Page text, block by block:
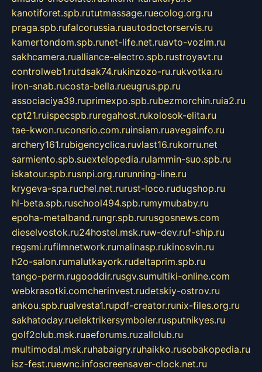
kanotiforet.spb.rututmassage.ruecolog.org.ru
praga.spb.rufalcorussia.ruautodoctorservis.ru
kamertondom.spb.runet-life.net.ruavto-vozim.ru
sakhcamera.rualliance-electro.spb.rustroyavt.ru
controlweb1.rutdsak74.rukinzozo-ru.rukvotka.ru
iron-snab.rucosta-bella.rueugrus.pp.ru
associaciya39.ruprimexpo.spb.rubezmorchin.ruia2.ru
cpt21.ruispecspb.ruregahost.rukolosok-elita.ru
tae-kwon.ruconsrio.com.ruinsiam.ruavegainfo.ru
archery161.rubigencyclica.ruvlast16.rukorru.net
sarmiento.spb.suextelopedia.rulammin-suo.spb.ru
iskatour.spb.rusnpi.org.rurunning-line.ru
krygeva-spa.ruchel.net.rurust-loco.rudugshop.ru
hl-beta.spb.ruschool494.spb.rumymubaby.ru
epoha-metalband.rungr.spb.rurusgosnews.com
dieselvostok.ru24hostel.msk.ruw-dev.ruf-ship.ru
regsmi.rufilmnetwork.rumalinasp.rukinosvin.ru
h2o-salon.rumalutkayork.rudeltaprim.spb.ru
tango-perm.rugooddir.rusgv.sumultiki-online.com
webkrasotki.comcherinvest.rudetskiy-ostrov.ru
ankou.spb.rualvesta1.rupdf-creator.runix-files.org.ru
sakhatoday.ruelektrikersymboler.rusputnikyes.ru
golf2club.msk.ruaeforums.ruzallclub.ru
multimodal.msk.ruhabaigry.ruhaikko.rusobakopedia.ru
isz-fest.ruewnc.infoscreensaver-clock.net.ru